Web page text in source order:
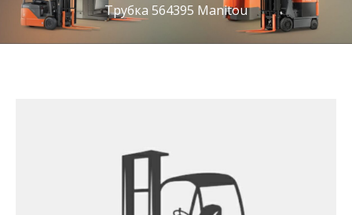
Трубка 564395 Manitou